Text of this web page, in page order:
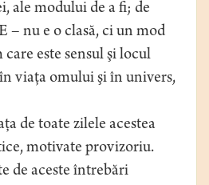
ale modului de a fi; de
– nu e o clasă, ci un mod
este sensul şi locul
viaţa omului şi în univers,
de toate zilele acestea
motivate provizoriu.
de aceste întrebări